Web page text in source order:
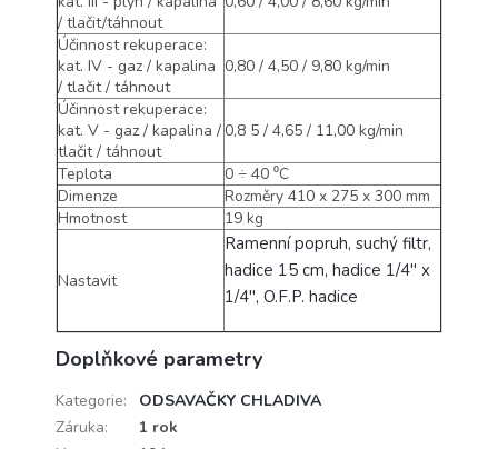
/ tlačit/táhnout
Účinnost rekuperace:
kat. IV - gaz / kapalina
/ tlačit / táhnout
0,80 / 4,50 / 9,80 kg/min
Účinnost rekuperace:
kat. V - gaz / kapalina /
tlačit / táhnout
0,8 5 / 4,65 / 11,00 kg/min
Teplota
0 ÷ 40 ⁰C
Dimenze
Rozměry 410 x 275 x 300 mm
Hmotnost
19 kg
Nastavit
Ramenní popruh, suchý filtr,
hadice 15 cm, hadice 1/4" x
1/4", O.F.P. hadice
Doplňkové parametry
Kategorie:
ODSAVAČKY CHLADIVA
Záruka:
1 rok